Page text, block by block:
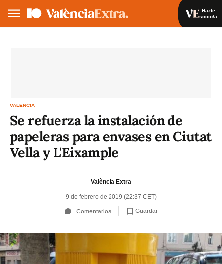
Hazte
socio/a
VALENCIA
Se refuerza la instalación de
papeleras para envases en Ciutat
Vella y L'Eixample
València Extra
9 de febrero de 2019 (22:37 CET)
Comentarios Guardar